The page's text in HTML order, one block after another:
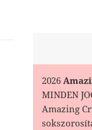
2026
MINDEN
Amazing